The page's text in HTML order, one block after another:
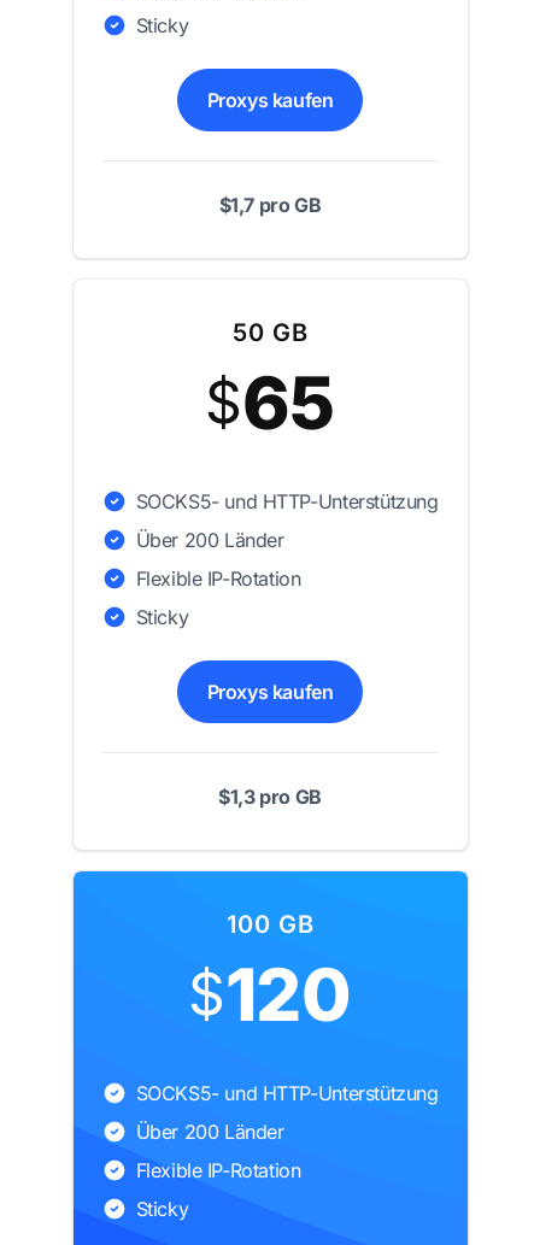
Sticky
Proxys kaufen
$1,7 pro GB
50 GB
$65
SOCKS5- und HTTP-Unterstützung
Über 200 Länder
Flexible IP-Rotation
Sticky
Proxys kaufen
$1,3 pro GB
100 GB
$120
SOCKS5- und HTTP-Unterstützung
Über 200 Länder
Flexible IP-Rotation
Sticky